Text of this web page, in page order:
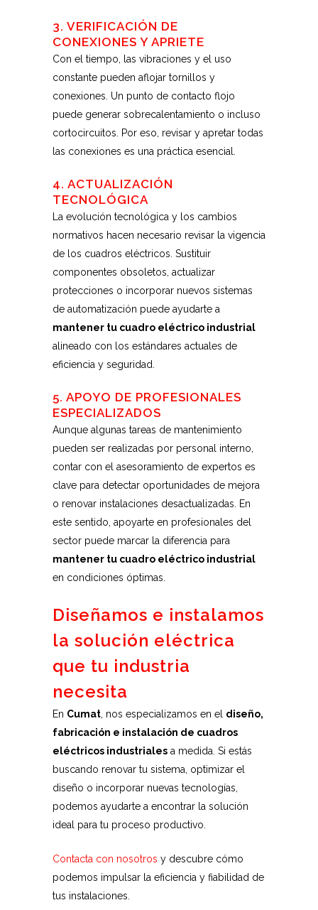
3. VERIFICACIÓN DE
CONEXIONES Y APRIETE
Con el tiempo, las vibraciones y el uso
constante pueden aflojar tornillos y
conexiones. Un punto de contacto flojo
puede generar sobrecalentamiento o incluso
cortocircuitos. Por eso, revisar y apretar todas
las conexiones es una práctica esencial.
4. ACTUALIZACIÓN
TECNOLÓGICA
La evolución tecnológica y los cambios
normativos hacen necesario revisar la vigencia
de los cuadros eléctricos. Sustituir
componentes obsoletos, actualizar
protecciones o incorporar nuevos sistemas
de automatización puede ayudarte a
mantener tu cuadro eléctrico industrial
alineado con los estándares actuales de
eficiencia y seguridad.
5. APOYO DE PROFESIONALES
ESPECIALIZADOS
Aunque algunas tareas de mantenimiento
pueden ser realizadas por personal interno,
contar con el asesoramiento de expertos es
clave para detectar oportunidades de mejora
o renovar instalaciones desactualizadas. En
este sentido, apoyarte en profesionales del
sector puede marcar la diferencia para
mantener tu cuadro eléctrico industrial
en condiciones óptimas.
Diseñamos e instalamos
la solución eléctrica
que tu industria
necesita
En Cumat , nos especializamos en el diseño,
fabricación e instalación de cuadros
eléctricos industriales a medida. Si estás
buscando renovar tu sistema, optimizar el
diseño o incorporar nuevas tecnologías,
podemos ayudarte a encontrar la solución
ideal para tu proceso productivo.
Contacta con nosotros y descubre cómo
podemos impulsar la eficiencia y fiabilidad de
tus instalaciones.